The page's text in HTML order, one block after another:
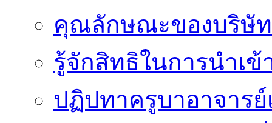
คุณลักษณะของบริษัท
รู้จักสิทธิในการนำเ
ปฏิปทาครูบาอาจาร